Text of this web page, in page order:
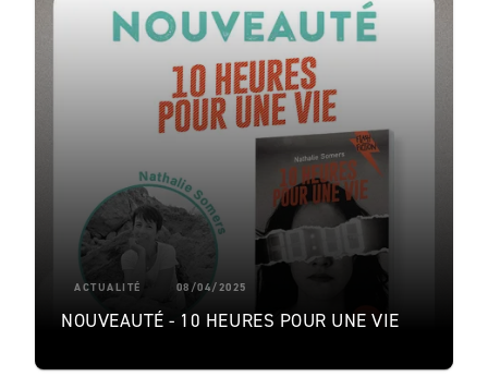
ACTUALITÉ 08/04/2025
NOUVEAUTÉ - 10 HEURES POUR UNE VIE